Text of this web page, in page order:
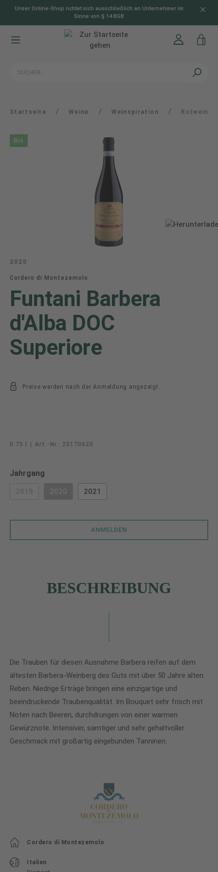
springen
Unser Online-Shop richtet sich ausschließlich an Unternehmer im
Sinne von § 14 BGB
Startseite / Weine / Weinspiration / Rotwein
Bio
2020
Cordero di Montezemolo
Funtani Barbera
d'Alba DOC
Superiore
Preise werden nach der Anmeldung angezeigt.
0.75 l Art.-Nr.: 25170620
Jahrgang
(DIESE OPTION IST ZURZEIT NICHT VERFÜGBAR.)
(DIESE OPTION IST ZURZEIT NICHT VERFÜGBAR.)
2021
ANMELDEN
BESCHREIBUNG
Die Trauben für diesen Ausnahme Barbera reifen auf dem
ältesten Barbera-Weinberg des Guts mit über 50 Jahre alten
Reben. Niedrige Erträge bringen eine einzigartige und
beeindruckende Traubenqualität. Im Bouquet sehr frisch mit
Noten nach Beeren, durchdrungen von einer warmen
Gewürznote. Intensiver, samtiger und sehr gehaltvoller
Geschmack mit großartig eingebunden Tanninen.
Cordero di Montezemolo
Italien